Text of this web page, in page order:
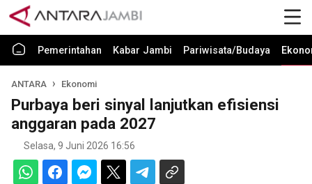
Pemerintahan Kabar Jambi Pariwisata/Budaya
ANTARA Ekonomi
Purbaya beri sinyal lanjutkan efisiensi
anggaran pada 2027
Selasa, 9 Juni 2026 16:56